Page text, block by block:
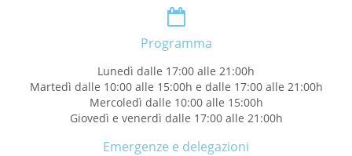
Programma
Lunedì dalle 17:00 alle 21:00h
Martedì dalle 10:00 alle 15:00h e dalle 17:00 alle 21:00h
Mercoledì dalle 10:00 alle 15:00h
Giovedì e venerdì dalle 17:00 alle 21:00h
Emergenze e delegazioni